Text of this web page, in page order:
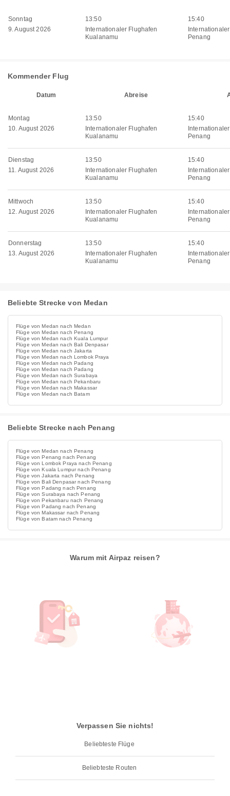
Sonntag
9. August 2026
13:50
Internationaler Flughafen
Kualanamu
15:40
Penang
Kommender Flug
Datum Abreise
Montag
10. August 2026
13:50
Internationaler Flughafen
Kualanamu
15:40
Penang
Dienstag
11. August 2026
13:50
Internationaler Flughafen
Kualanamu
15:40
Penang
Mittwoch
12. August 2026
13:50
Internationaler Flughafen
Kualanamu
15:40
Penang
Donnerstag
13. August 2026
13:50
Internationaler Flughafen
Kualanamu
15:40
Penang
Beliebte Strecke von Medan
Flüge von Medan nach Medan
Flüge von Medan nach Penang
Flüge von Medan nach Kuala Lumpur
Flüge von Medan nach Bali Denpasar
Flüge von Medan nach Jakarta
Flüge von Medan nach Lombok Praya
Flüge von Medan nach Padang
Flüge von Medan nach Padang
Flüge von Medan nach Surabaya
Flüge von Medan nach Pekanbaru
Flüge von Medan nach Makassar
Flüge von Medan nach Batam
Beliebte Strecke nach Penang
Flüge von Medan nach Penang
Flüge von Penang nach Penang
Flüge von Lombok Praya nach Penang
Flüge von Kuala Lumpur nach Penang
Flüge von Jakarta nach Penang
Flüge von Bali Denpasar nach Penang
Flüge von Padang nach Penang
Flüge von Surabaya nach Penang
Flüge von Pekanbaru nach Penang
Flüge von Padang nach Penang
Flüge von Makassar nach Penang
Flüge von Batam nach Penang
Warum mit Airpaz reisen?
Verpassen Sie nichts!
Beliebteste Flüge
Beliebteste Routen